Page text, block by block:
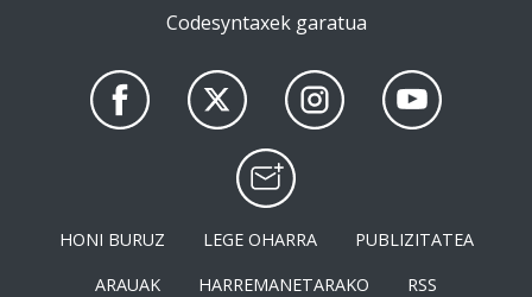
Codesyntaxek garatua
HONI BURUZ LEGE OHARRA
PUBLIZITATEA
ARAUAK
HARREMANETARAKO RSS